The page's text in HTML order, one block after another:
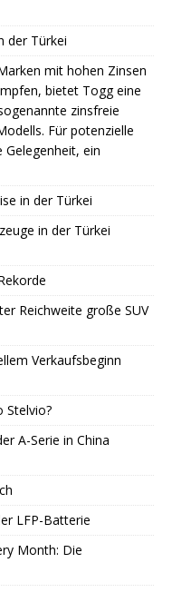
der Türkei
mit hohen Zinsen
bietet Togg eine
zinsfreie
Für potenzielle
ein
in der Türkei
in der Türkei
Reichweite große SUV
Verkaufsbeginn
Stelvio?
A-Serie in China
LFP-Batterie
Month: Die